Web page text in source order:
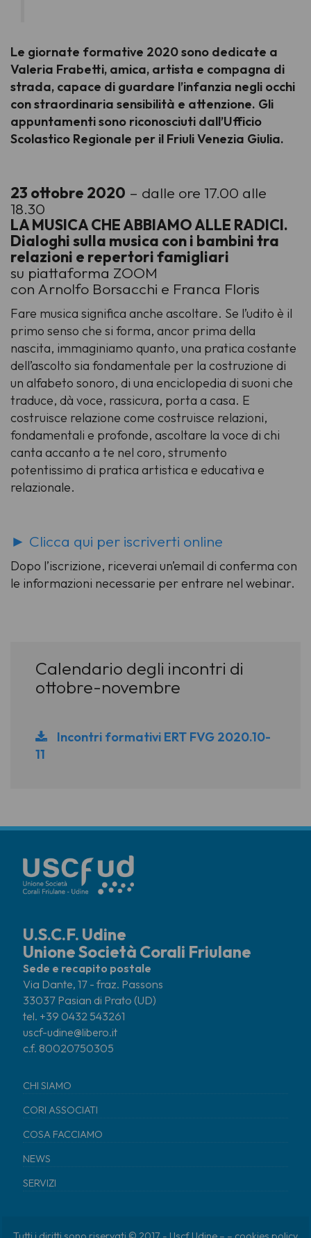
Le giornate formative 2020 sono dedicate a
Valeria Frabetti, amica, artista e compagna di
strada, capace di guardare l’infanzia negli occhi
con straordinaria sensibilità e attenzione. Gli
appuntamenti sono riconosciuti dall’Ufficio
Scolastico Regionale per il Friuli Venezia Giulia.
23 ottobre 2020 – dalle ore 17.00 alle
18.30
LA MUSICA CHE ABBIAMO ALLE RADICI.
Dialoghi sulla musica con i bambini tra
relazioni e repertori famigliari
su piattaforma ZOOM
con Arnolfo Borsacchi e Franca Floris
Fare musica significa anche ascoltare. Se l’udito è il
primo senso che si forma, ancor prima della
nascita, immaginiamo quanto, una pratica costante
dell’ascolto sia fondamentale per la costruzione di
un alfabeto sonoro, di una enciclopedia di suoni che
traduce, dà voce, rassicura, porta a casa. E
costruisce relazione come costruisce relazioni,
fondamentali e profonde, ascoltare la voce di chi
canta accanto a te nel coro, strumento
potentissimo di pratica artistica e educativa e
relazionale.
► Clicca qui per iscriverti online
Dopo l’iscrizione, riceverai un’email di conferma con
le informazioni necessarie per entrare nel webinar.
Calendario degli incontri di
ottobre-novembre
Incontri formativi ERT FVG 2020.10-
11
U.S.C.F. Udine
Unione Società Corali Friulane
Sede e recapito postale
Via Dante, 17 - fraz. Passons
33037 Pasian di Prato (UD)
tel. +39 0432 543261
uscf-udine@libero.it
c.f. 80020750305
CHI SIAMO
CORI ASSOCIATI
COSA FACCIAMO
NEWS
SERVIZI